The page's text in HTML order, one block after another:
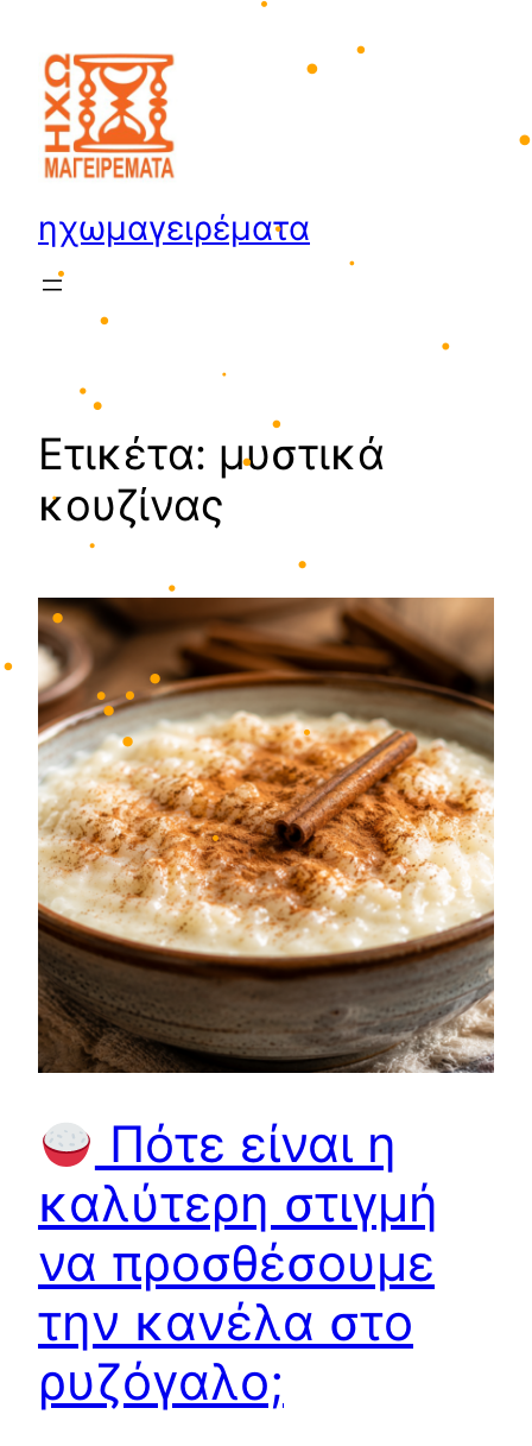
• •
••
•
•
•
•
•
•
•
•
•
•
•
περιεχόμενο
ηχωμαγειρέματα
Ετικέτα: μυστικά
κουζίνας
Πότε είναι η
καλύτερη στιγμή
να προσθέσουμε
την κανέλα στο
ρυζόγαλο;